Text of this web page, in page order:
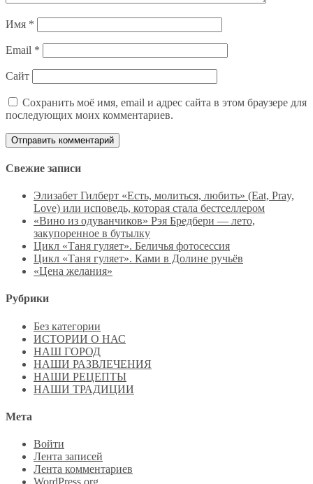
Имя *
Email *
Сайт
Сохранить моё имя, email и адрес сайта в этом браузере для
последующих моих комментариев.
Свежие записи
Элизабет Гилберт «Есть, молиться, любить» (Eat, Pray,
Love) или исповедь, которая стала бестселлером
«Вино из одуванчиков» Рэя Бредбери — лето,
закупоренное в бутылку
Цикл «Таня гуляет». Беличья фотосессия
Цикл «Таня гуляет». Ками в Долине ручьёв
«Цена желания»
Рубрики
Без категории
ИСТОРИИ О НАС
НАШ ГОРОД
НАШИ РАЗВЛЕЧЕНИЯ
НАШИ РЕЦЕПТЫ
НАШИ ТРАДИЦИИ
Мета
Войти
Лента записей
Лента комментариев